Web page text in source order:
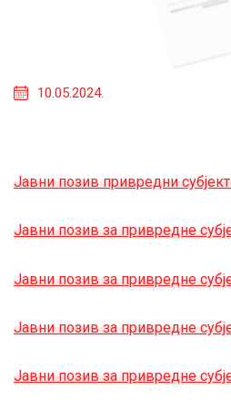
10.05.2024.
Јавни позив привредни
Јавни позив за привредне
Јавни позив за привредне
Јавни позив за привредне
Јавни позив за привредне